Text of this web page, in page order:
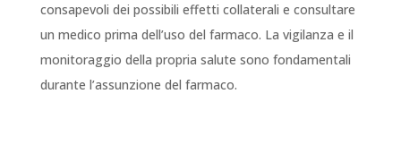
consapevoli dei possibili effetti collaterali e consultare
un medico prima dell’uso del farmaco. La vigilanza e il
monitoraggio della propria salute sono fondamentali
durante l’assunzione del farmaco.